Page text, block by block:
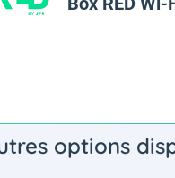
options